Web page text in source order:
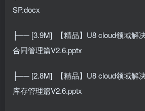
SP.docx
├── [3.9M]
【精品】U8 cloud领域解
合同管理篇V2.6.pptx
├── [2.8M]
【精品】U8 cloud领域解
库存管理篇V2.6.pptx